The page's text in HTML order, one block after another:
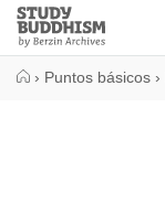
Close
Study
Buddhism
› Puntos básicos ›